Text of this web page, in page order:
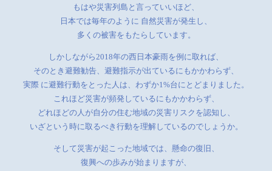
もはや災害列島と言っていいほど、
日本では毎年のように 自然災害が発生し、
多くの被害をもたらしています。
しかしながら2018年の西日本豪雨を例に取れば、
そのとき避難勧告、避難指示が出ているにもかかわらず、
実際 に避難行動をとった人は、わずか1%台にとどまりました。
これほど災害が頻発しているにもかかわらず、
どれほどの人が自分の住む地域の災害リスクを認知し、
いざという時に取るべき行動を理解しているのでしょうか。
そして災害が起こった地域では、懸命の復旧、
復興への歩みが始まりますが、